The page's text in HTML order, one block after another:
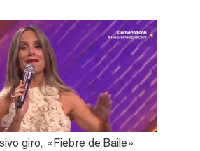
giro, «Fiebre de Baile»